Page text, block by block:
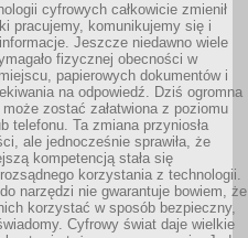
cyfrowych całkowicie zmienił
pracujemy, komunikujemy się i
Jeszcze niedawno wiele
fizycznej obecności w
papierowych dokumentów i
na odpowiedź. Dziś ogromna
zostać załatwiona z poziomu
telefonu. Ta zmiana przyniosła
ale jednocześnie sprawiła, że
kompetencją stała się
korzystania z technologii.
narzędzi nie gwarantuje bowiem, że
korzystać w sposób bezpieczny,
Cyfrowy świat daje wielkie